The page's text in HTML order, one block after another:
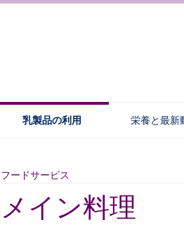
乳製品の利用 栄養と最新
フードサービス
メイン料理